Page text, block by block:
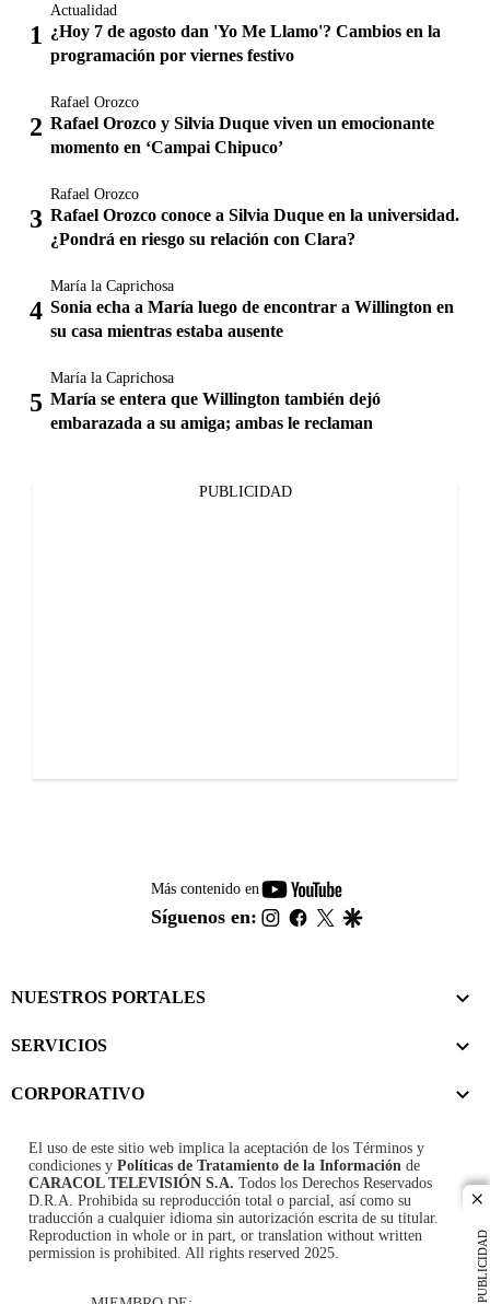
PUBLICIDAD
Actualidad
¿Hoy 7 de agosto dan 'Yo Me Llamo'? Cambios en la
programación por viernes festivo
Rafael Orozco
Rafael Orozco y Silvia Duque viven un emocionante
momento en ‘Campai Chipuco’
Rafael Orozco
Rafael Orozco conoce a Silvia Duque en la universidad.
¿Pondrá en riesgo su relación con Clara?
María la Caprichosa
Sonia echa a María luego de encontrar a Willington en
su casa mientras estaba ausente
María la Caprichosa
María se entera que Willington también dejó
embarazada a su amiga; ambas le reclaman
PUBLICIDAD
Más contenido en
youtube-
footer
Síguenos en: instagram
facebook
twitter
NUESTROS PORTALES
SERVICIOS
CORPORATIVO
El uso de este sitio web implica la aceptación de los Términos y
condiciones y Políticas de Tratamiento de la Información de
CARACOL TELEVISIÓN S.A. Todos los Derechos Reservados
D.R.A. Prohibida su reproducción total o parcial, así como su
traducción a cualquier idioma sin autorización escrita de su titular.
Reproduction in whole or in part, or translation without written
permission is prohibited. All rights reserved 2025.